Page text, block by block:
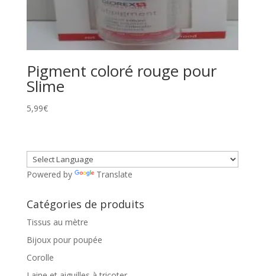
Pigment coloré rouge pour
Slime
5,99€
Powered by Translate
Catégories de produits
Tissus au mètre
Bijoux pour poupée
Corolle